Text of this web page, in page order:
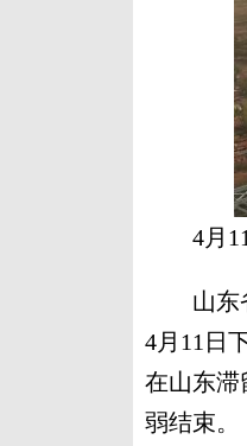
4月
山东省
4月11日
在山东滞
弱结束。